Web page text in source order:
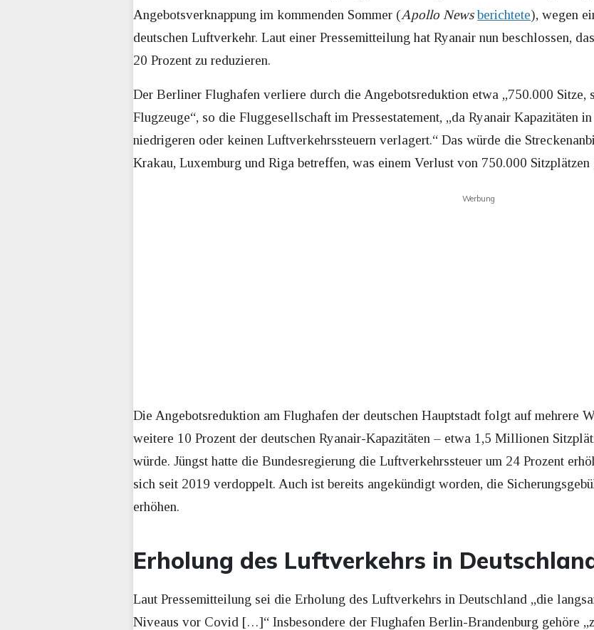
Angebotsverknappung im kommenden Sommer (Apollo News berichtete), wegen
deutschen Luftverkehr. Laut einer Pressemitteilung hat Ryanair nun beschlossen,
20 Prozent zu reduzieren.
Der Berliner Flughafen verliere durch die Angebotsreduktion etwa „750.000 Sitze,
Flugzeuge“, so die Fluggesellschaft im Pressestatement, „da Ryanair Kapazitäten
niedrigeren oder keinen Luftverkehrssteuern verlagert.“ Das würde die
Krakau, Luxemburg und Riga betreffen, was einem Verlust von 750.000
Werbung
Die Angebotsreduktion am Flughafen der deutschen Hauptstadt folgt auf mehrere
weitere 10 Prozent der deutschen Ryanair-Kapazitäten – etwa 1,5 Millionen
würde. Jüngst hatte die Bundesregierung die Luftverkehrssteuer um 24 Prozent
sich seit 2019 verdoppelt. Auch ist bereits angekündigt worden, die
erhöhen.
Erholung des Luftverkehrs in
Laut Pressemitteilung sei die Erholung des Luftverkehrs in Deutschland „die
Niveaus vor Covid […]“ Insbesondere der Flughafen Berlin-Brandenburg gehöre